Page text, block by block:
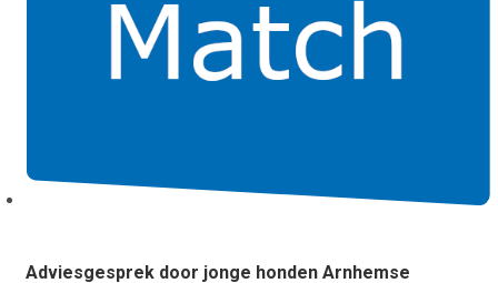
Adviesgesprek door jonge honden Arnhemse